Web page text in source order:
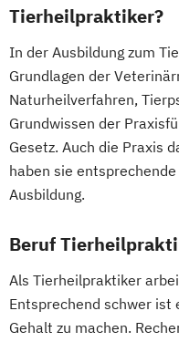
Tierheilpraktiker?
In der Ausbildung zum
Grundlagen der
Naturheilverfahren,
Grundwissen der
Gesetz. Auch die Praxis
haben sie
Ausbildung.
Beruf
Als Tierheilpraktiker
Entsprechend schwer ist
Gehalt zu machen.